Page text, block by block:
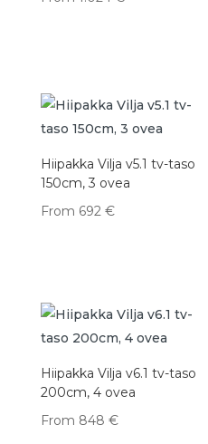
Hiipakka Vilja v5.1 tv-taso
150cm, 3 ovea
From 692 €
Hiipakka Vilja v6.1 tv-taso
200cm, 4 ovea
From 848 €